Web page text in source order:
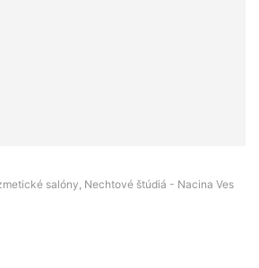
salóny, Nechtové štúdiá - Nacina Ves